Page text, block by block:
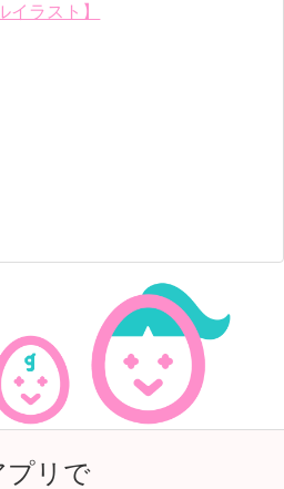
イラスト】
プリで